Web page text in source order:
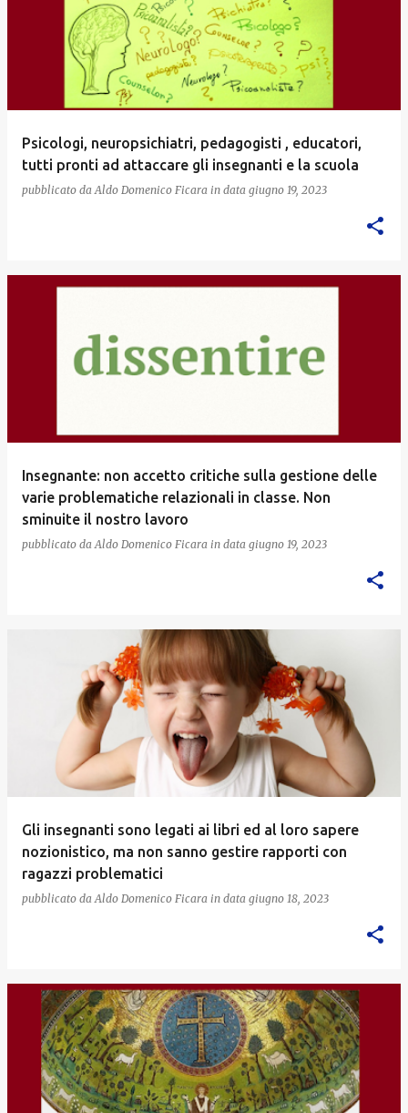
Psicologi, neuropsichiatri, pedagogisti , educatori,
tutti pronti ad attaccare gli insegnanti e la scuola
pubblicato da Aldo Domenico Ficara in data giugno 19, 2023
Insegnante: non accetto critiche sulla gestione delle
varie problematiche relazionali in classe. Non
sminuite il nostro lavoro
pubblicato da Aldo Domenico Ficara in data giugno 19, 2023
Gli insegnanti sono legati ai libri ed al loro sapere
nozionistico, ma non sanno gestire rapporti con
ragazzi problematici
pubblicato da Aldo Domenico Ficara in data giugno 18, 2023